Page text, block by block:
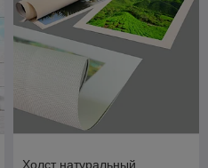
Холст натуральный